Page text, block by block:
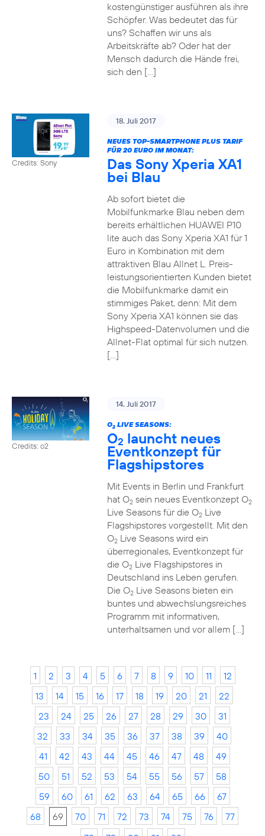
kostengünstiger ausführen als ihre
Schöpfer. Was bedeutet das für
uns? Schaffen wir uns als
Arbeitskräfte ab? Oder hat der
Mensch dadurch die Hände frei,
sich den […]
Credits: Sony
18. Juli 2017
NEUES TOP-SMARTPHONE PLUS TARIF
FÜR 20 EURO IM MONAT:
Das Sony Xperia XA1
bei Blau
Ab sofort bietet die
Mobilfunkmarke Blau neben dem
bereits erhältlichen HUAWEI P10
lite auch das Sony Xperia XA1 für 1
Euro in Kombination mit dem
attraktiven Blau Allnet L. Preis-
leistungsorientierten Kunden bietet
die Mobilfunkmarke damit ein
stimmiges Paket, denn: Mit dem
Sony Xperia XA1 können sie das
Highspeed-Datenvolumen und die
Allnet-Flat optimal für sich nutzen.
[…]
Credits: o2
14. Juli 2017
O2LIVE SEASONS:
O2 launcht neues
Eventkonzept für
Flagshipstores
Mit Events in Berlin und Frankfurt
hat O2sein neues Eventkonzept O2
Live Seasons für die O2Live
Flagshipstores vorgestellt. Mit den
O2Live Seasons wird ein
überregionales, Eventkonzept für
die O2Live Flagshipstores in
Deutschland ins Leben gerufen.
Die O2Live Seasons bieten ein
buntes und abwechslungsreiches
Programm mit informativen,
unterhaltsamen und vor allem […]
1 2 3 4 5 6 7 8 9 10 11
12
13
14 15 16 17 18 19 20 21
22
23
24 25 26 27 28 29 30
31
32
33 34 35 36 37 38 39
40
41
42 43 44 45 46 47 48
49
50
51 52 53 54 55 56 57
58
59
60 61 62 63 64 65 66
67
68
69 70 71 72 73 74 75 76
77